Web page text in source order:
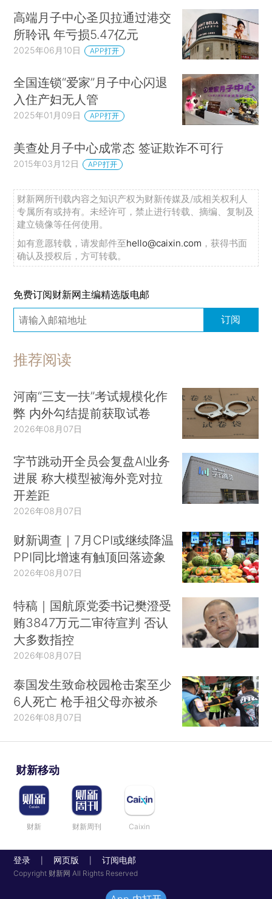
高端月子中心圣贝拉通过港交
所聆讯 年亏损5.47亿元
2025年06月10日 APP打开
全国连锁“爱家”月子中心闪退
入住产妇无人管
2025年01月09日 APP打开
美查处月子中心成常态 签证欺诈不可行
2015年03月12日 APP打开
财新网所刊载内容之知识产权为财新传媒及/或相关权利人
专属所有或持有。未经许可，禁止进行转载、摘编、复制及
建立镜像等任何使用。
如有意愿转载，请发邮件至hello@caixin.com ，获得书面
确认及授权后，方可转载。
免费订阅财新网主编精选版电邮
订阅
推荐阅读
河南“三支一扶”考试规模化作
弊 内外勾结提前获取试卷
2026年08月07日
字节跳动开全员会复盘AI业务
进展 称大模型被海外竞对拉
开差距
2026年08月07日
财新调查｜7月CPI或继续降温
PPI同比增速有触顶回落迹象
2026年08月07日
特稿｜国航原党委书记樊澄受
贿3847万元二审待宣判 否认
大多数指控
2026年08月07日
泰国发生致命校园枪击案至少
6人死亡 枪手祖父母亦被杀
2026年08月07日
财新移动
财新 财新周刊 Caixin
登录 网页版 订阅电邮
Copyright 财新网 All Rights Reserved